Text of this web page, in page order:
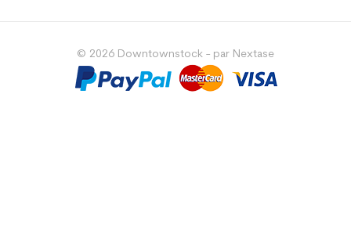
© 2026 Downtownstock - par Nextase